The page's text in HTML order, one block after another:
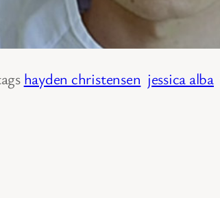
hayden christensen jessica alba